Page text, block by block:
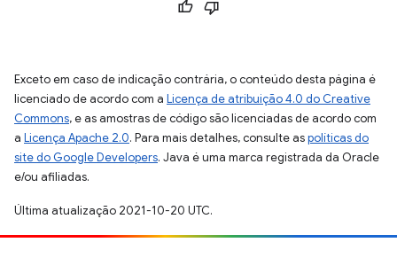
Exceto em caso de indicação contrária, o conteúdo desta página é
licenciado de acordo com a Licença de atribuição 4.0 do Creative
Commons, e as amostras de código são licenciadas de acordo com
a Licença Apache 2.0. Para mais detalhes, consulte aspolíticas do
site do Google Developers. Java é uma marca registrada da Oracle
e/ou afiliadas.
Última atualização 2021-10-20 UTC.